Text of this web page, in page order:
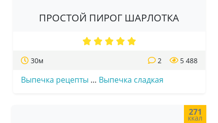
ПРОСТОЙ ПИРОГ ШАРЛОТКА
30м 5 488
2
Выпечка рецепты … Выпечка сладкая
271
ккал